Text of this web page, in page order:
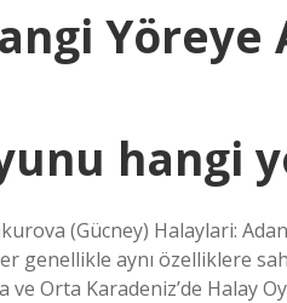
hangi
(Gücney) Halaylari:
genellikle aynı özelliklere
Orta Karadeniz’de Halay